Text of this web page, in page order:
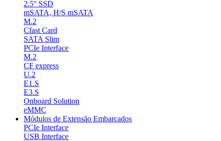
2.5'' SSD
mSATA, H/S mSATA
M.2
Cfast Card
SATA Slim
PCIe Interface
M.2
CF express
U.2
E1.S
E3.S
Onboard Solution
eMMC
Módulos de Extensão Embarcados
PCIe Interface
USB Interface